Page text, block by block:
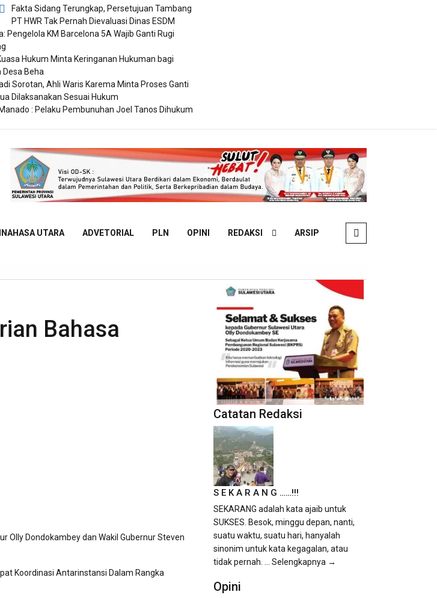
Fakta Sidang Terungkap, Persetujuan Tambang
PT HWR Tak Pernah Dievaluasi Dinas ESDM
Pengelola KM Barcelona 5A Wajib Ganti Rugi
Hukum Minta Keringanan Hukuman bagi
Beha
Sorotan, Ahli Waris Karema Minta Proses Ganti
Dilaksanakan Sesuai Hukum
: Pelaku Pembunuhan Joel Tanos Dihukum
UTARA ADVETORIAL PLN OPINI REDAKSI ARSIP
Bahasa
Olly Dondokambey dan Wakil Gubernur Steven
Koordinasi Antarinstansi Dalam Rangka
Catatan Redaksi
S E K A R A N G ……!!!
SEKARANG adalah kata ajaib untuk
SUKSES. Besok, minggu depan, nanti,
suatu waktu, suatu hari, hanyalah
sinonim untuk kata kegagalan, atau
tidak pernah. ... Selengkapnya →
Opini